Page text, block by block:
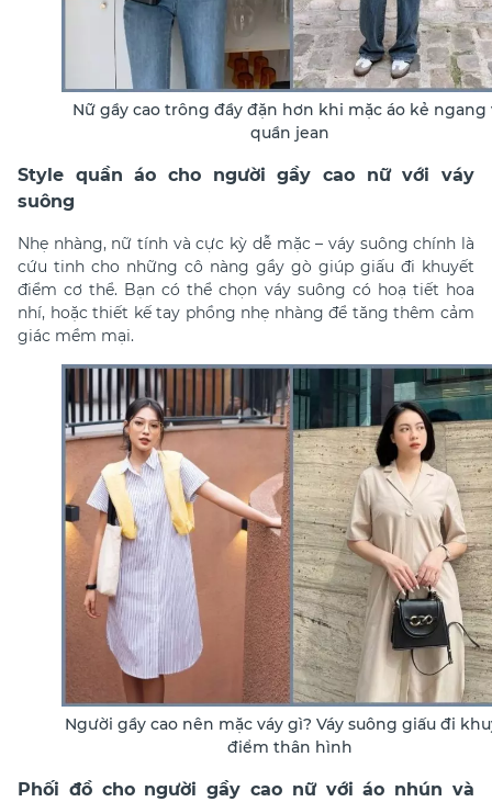
Nữ gầy cao trông đầy đặn hơn khi mặc áo kẻ ngang
quần jean
Style quần áo cho người gầy cao nữ với váy
suông
Nhẹ nhàng, nữ tính và cực kỳ dễ mặc – váy suông chính là
cứu tinh cho những cô nàng gầy gò giúp giấu đi khuyết
điểm cơ thể. Bạn có thể chọn váy suông có hoạ tiết hoa
nhí, hoặc thiết kế tay phồng nhẹ nhàng để tăng thêm cảm
giác mềm mại.
Người gầy cao nên mặc váy gì? Váy suông giấu đi
điểm thân hình
Phối đồ cho người gầy cao nữ với áo nhún và